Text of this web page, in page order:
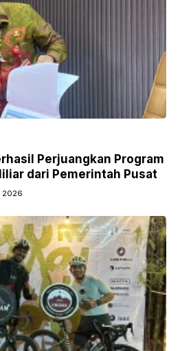
Perjuangkan Program
dari Pemerintah Pusat
2026